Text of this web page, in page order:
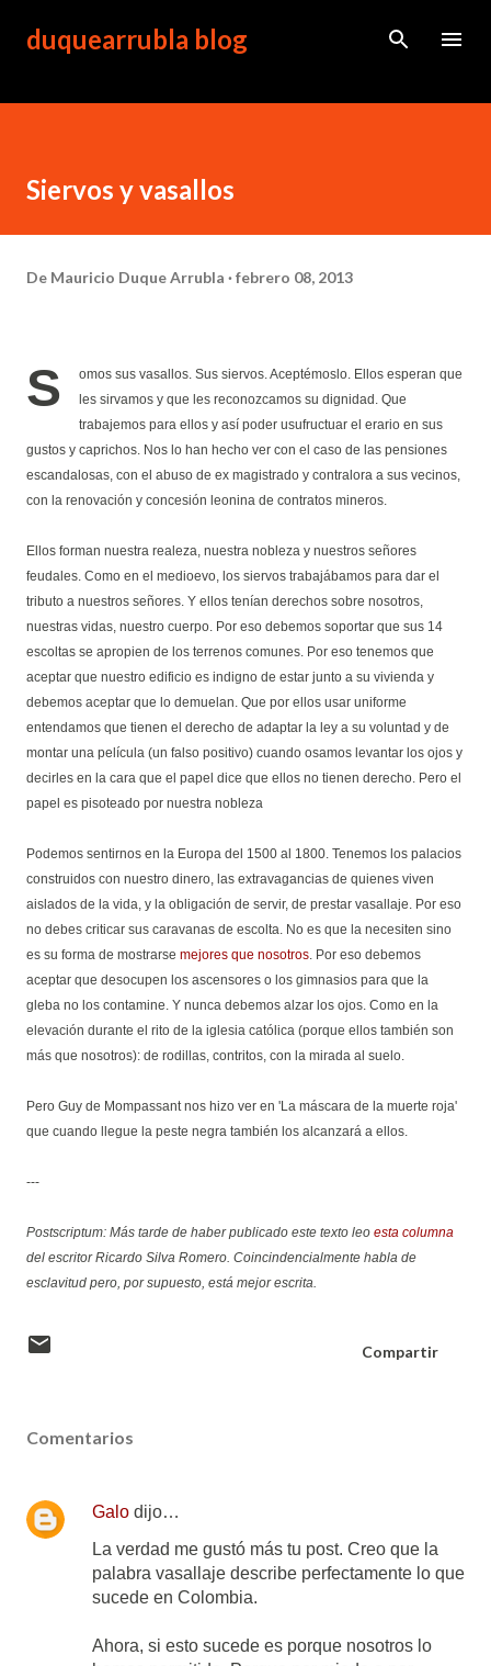
Ir al contenido principal
duquearrubla blog
Siervos y vasallos
De Mauricio Duque Arrubla febrero 08, 2013
S
omos sus vasallos. Sus siervos. Aceptémoslo. Ellos esperan que
les sirvamos y que les reconozcamos su dignidad. Que
trabajemos para ellos y así poder usufructuar el erario en sus
gustos y caprichos. Nos lo han hecho ver con el caso de las pensiones
escandalosas, con el abuso de ex magistrado y contralora a sus vecinos,
con la renovación y concesión leonina de contratos mineros.
Ellos forman nuestra realeza, nuestra nobleza y nuestros señores
feudales. Como en el medioevo, los siervos trabajábamos para dar el
tributo a nuestros señores. Y ellos tenían derechos sobre nosotros,
nuestras vidas, nuestro cuerpo. Por eso debemos soportar que sus 14
escoltas se apropien de los terrenos comunes. Por eso tenemos que
aceptar que nuestro edificio es indigno de estar junto a su vivienda y
debemos aceptar que lo demuelan. Que por ellos usar uniforme
entendamos que tienen el derecho de adaptar la ley a su voluntad y de
montar una película (un falso positivo) cuando osamos levantar los ojos y
decirles en la cara que el papel dice que ellos no tienen derecho. Pero el
papel es pisoteado por nuestra nobleza
Podemos sentirnos en la Europa del 1500 al 1800. Tenemos los palacios
construidos con nuestro dinero, las extravagancias de quienes viven
aislados de la vida, y la obligación de servir, de prestar vasallaje. Por eso
no debes criticar sus caravanas de escolta. No es que la necesiten sino
es su forma de mostrarse mejores que nosotros. Por eso debemos
aceptar que desocupen los ascensores o los gimnasios para que la
gleba no los contamine. Y nunca debemos alzar los ojos. Como en la
elevación durante el rito de la iglesia católica (porque ellos también son
más que nosotros): de rodillas, contritos, con la mirada al suelo.
Pero Guy de Mompassant nos hizo ver en 'La máscara de la muerte roja'
que cuando llegue la peste negra también los alcanzará a ellos.
---
Postscriptum: Más tarde de haber publicado este texto leo esta columna
del escritor Ricardo Silva Romero. Coincindencialmente habla de
esclavitud pero, por supuesto, está mejor escrita.
Compartir
Comentarios
Galo dijo…
La verdad me gustó más tu post. Creo que la
palabra vasallaje describe perfectamente lo que
sucede en Colombia.
Ahora, si esto sucede es porque nosotros lo